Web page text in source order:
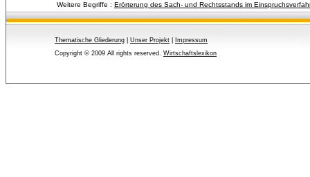
Weitere Begriffe : Erörterung des Sach- und Rechtsstands im
Thematische Gliederung Unser Projekt
Impressum
Copyright © 2009 All rights reserved. Wirtschaftslexikon